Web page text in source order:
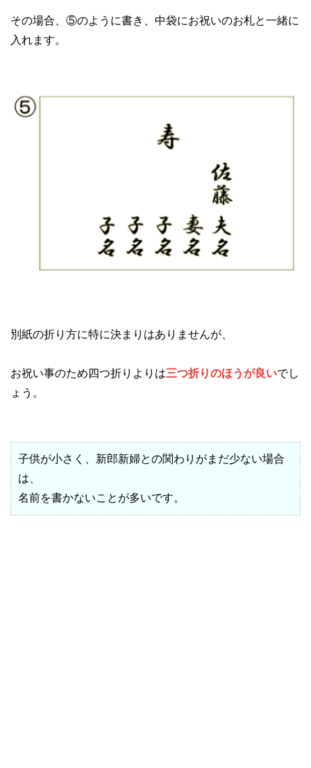
その場合、⑤のように書き、中袋にお祝いのお札と一緒に
入れます。
別紙の折り方に特に決まりはありませんが、
お祝い事のため四つ折りよりは三つ折りのほうが良いでし
ょう。
子供が小さく、新郎新婦との関わりがまだ少ない場合
は、
名前を書かないことが多いです。